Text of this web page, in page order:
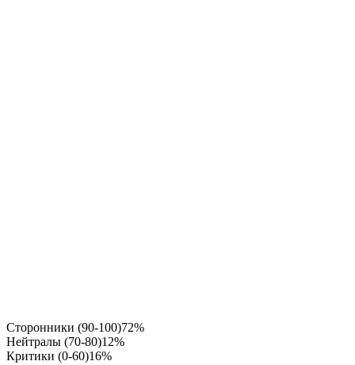
Сторонники (90-100)72%
Нейтралы (70-80)12%
Критики (0-60)16%